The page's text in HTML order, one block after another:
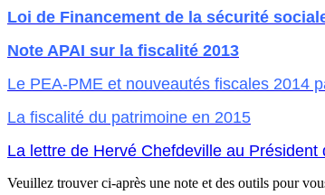
Loi de Financement de la sécurité
Note APAI sur la fiscalité 2013
Le PEA-PME et nouveautés fiscales 2014
La fiscalité du patrimoine en 2015
La lettre de Hervé Chefdeville au Président
Veuillez trouver ci-après une note et des outils pour